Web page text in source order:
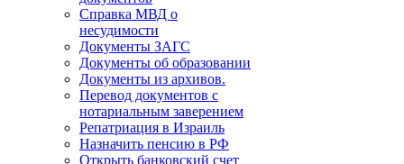
Справка МВД о
несудимости
Документы ЗАГС
Документы об образовании
Документы из архивов.
Перевод документов с
нотариальным заверением
Репатриация в Израиль
Назначить пенсию в РФ
Открыть банковский счет